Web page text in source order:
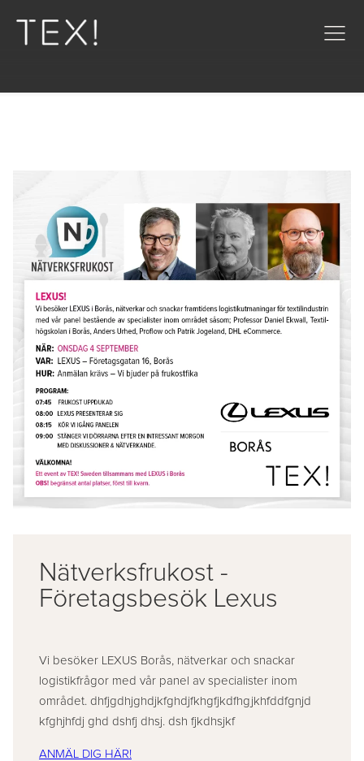
Nätverksfrukost -
Företagsbesök Lexus
Vi besöker LEXUS Borås, nätverkar och snackar
logistikfrågor med vår panel av specialister inom
området. dhfjgdhjghdjkfghdjfkhgfjkdfhgjkhfddfgnjd
kfghjhfdj ghd dshfj dhsj. dsh fjkdhsjkf
ANMÄL DIG HÄR!